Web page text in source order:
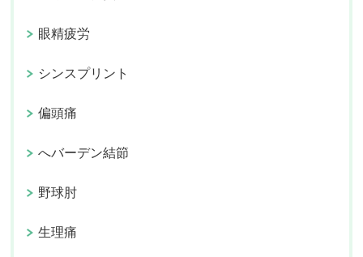
眼精疲労
シンスプリント
偏頭痛
へバーデン結節
野球肘
生理痛